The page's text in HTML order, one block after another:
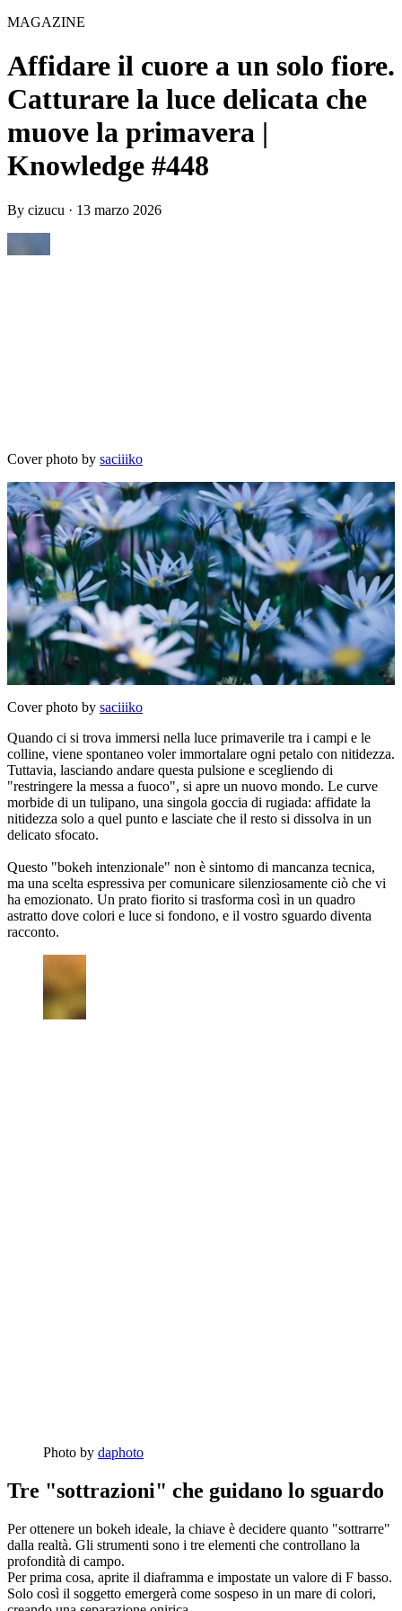
MAGAZINE
Affidare il cuore a un solo fiore.
Catturare la luce delicata che
muove la primavera |
Knowledge #448
By cizucu · 13 marzo 2026
Cover photo by saciiiko
Cover photo by saciiiko
Quando ci si trova immersi nella luce primaverile tra i campi e le
colline, viene spontaneo voler immortalare ogni petalo con nitidezza.
Tuttavia, lasciando andare questa pulsione e scegliendo di
"restringere la messa a fuoco", si apre un nuovo mondo. Le curve
morbide di un tulipano, una singola goccia di rugiada: affidate la
nitidezza solo a quel punto e lasciate che il resto si dissolva in un
delicato sfocato.
Questo "bokeh intenzionale" non è sintomo di mancanza tecnica,
ma una scelta espressiva per comunicare silenziosamente ciò che vi
ha emozionato. Un prato fiorito si trasforma così in un quadro
astratto dove colori e luce si fondono, e il vostro sguardo diventa
racconto.
Photo by daphoto
Tre "sottrazioni" che guidano lo sguardo
Per ottenere un bokeh ideale, la chiave è decidere quanto "sottrarre"
dalla realtà. Gli strumenti sono i tre elementi che controllano la
profondità di campo.
Per prima cosa, aprite il diaframma e impostate un valore di F basso.
Solo così il soggetto emergerà come sospeso in un mare di colori,